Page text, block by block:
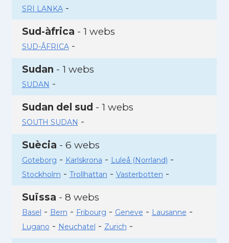
SRI LANKA-
Sud-àfrica - 1 webs
SUD-ÂFRICA-
Sudan - 1 webs
SUDAN -
Sudan del sud - 1 webs
SOUTH SUDAN -
Suècia - 6 webs
Goteborg - Karlskrona - Luleå (Norrland) -
Stockholm - Trollhattan - Vasterbotten -
Suïssa - 8 webs
Basel - Bern - Fribourg - Geneve - Lausanne -
Lugano - Neuchatel - Zurich -